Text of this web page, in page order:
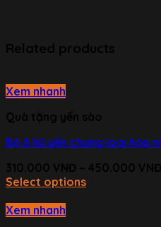
Related products
Xem nhanh
Quà tặng yến sào
Bộ 6 hũ yến chưng loại hộp
310.000 VNĐ – 450.000 VNĐ
Select options
Xem nhanh